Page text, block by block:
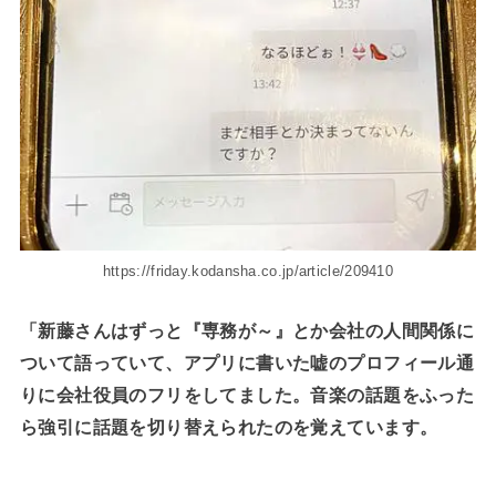
https://friday.kodansha.co.jp/article/209410
「新藤さんはずっと『専務が～』とか会社の人間関係に
ついて語っていて、アプリに書いた嘘のプロフィール通
りに会社役員のフリをしてました。音楽の話題をふった
ら強引に話題を切り替えられたのを覚えています。